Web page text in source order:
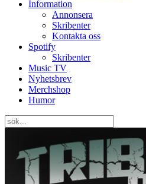
Information
Annonsera
Skribenter
Kontakta oss
Spotify
Skribenter
Music TV
Nyhetsbrev
Merchshop
Humor